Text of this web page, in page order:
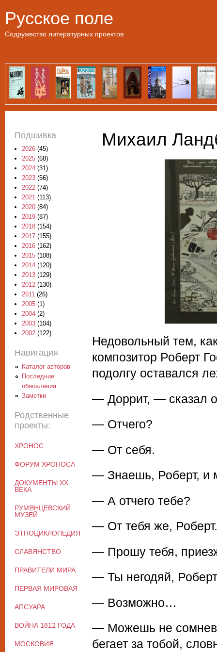
Русское поле
Содружество литературных проектов
Михаил
Недовольный тем,
композитор Роберт
подолгу оставался
— Доррит, — сказал
— Отчего?
— От себя.
— Знаешь, Роберт, и
— А отчего тебе?
— От тебя же, Роберт.
— Прошу тебя,
— Ты негодяй,
— Возможно…
— Можешь не
бегает за тобой,
Подшивка
2026 (45)
2025 (68)
2024 (31)
2023 (56)
2022 (74)
2021 (113)
2020 (84)
2019 (87)
2018 (154)
2017 (155)
2016 (162)
2015 (108)
2014 (120)
2013 (129)
2012 (130)
2011 (26)
2005 (1)
2004 (2)
2003 (104)
2002 (122)
Навигация
Каталог авторов
Последние
обновления
Заметки
Родственные
проекты:
ХРОНОС
ФОРУМ ХРОНОСА
ДОКУМЕНТЫ XX
ВЕКА
РУМЯНЦЕВСКИЙ
МУЗЕЙ
ЭТНОЦИКЛОПЕДИЯ
СЛАВЯНСТВО
ПРАВИТЕЛИ МИРА
ПЕРВАЯ МИРОВАЯ
АПСУАРА
ВОЙНА 1812 ГОДА
МОСКОВИЯ